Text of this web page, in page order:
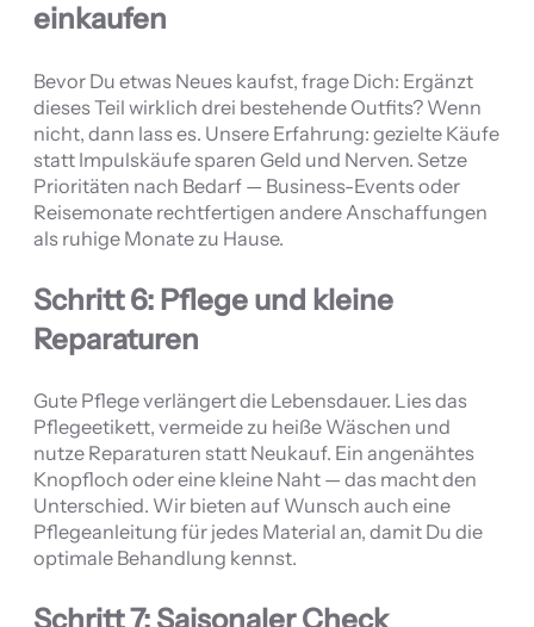
einkaufen
Bevor Du etwas Neues kaufst, frage Dich: Ergänzt
dieses Teil wirklich drei bestehende Outfits? Wenn
nicht, dann lass es. Unsere Erfahrung: gezielte Käufe
statt Impulskäufe sparen Geld und Nerven. Setze
Prioritäten nach Bedarf — Business-Events oder
Reisemonate rechtfertigen andere Anschaffungen
als ruhige Monate zu Hause.
Schritt 6: Pflege und kleine
Reparaturen
Gute Pflege verlängert die Lebensdauer. Lies das
Pflegeetikett, vermeide zu heiße Wäschen und
nutze Reparaturen statt Neukauf. Ein angenähtes
Knopfloch oder eine kleine Naht — das macht den
Unterschied. Wir bieten auf Wunsch auch eine
Pflegeanleitung für jedes Material an, damit Du die
optimale Behandlung kennst.
Schritt 7: Saisonaler Check